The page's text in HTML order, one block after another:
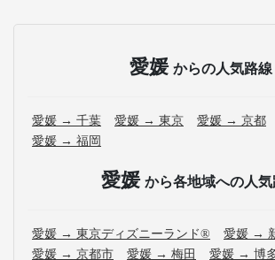
愛媛 からの人気路線
愛媛 → 千葉 愛媛 → 東京 愛媛 → 京都
愛媛 → 福岡
愛媛 から各地域への人
愛媛 → 東京ディズニーランド®
愛媛 →
愛媛 → 京都市
愛媛 → 梅田 愛媛 → 博